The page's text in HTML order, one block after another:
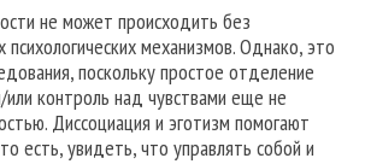
не может происходить без
психологических механизмов. Однако, это
поскольку простое отделение
или контроль над чувствами еще не
Диссоциация и эготизм помогают
есть, увидеть, что управлять собой и